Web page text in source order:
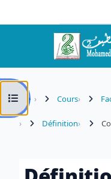
Ouvrir l’index du cours
Cours
Définition